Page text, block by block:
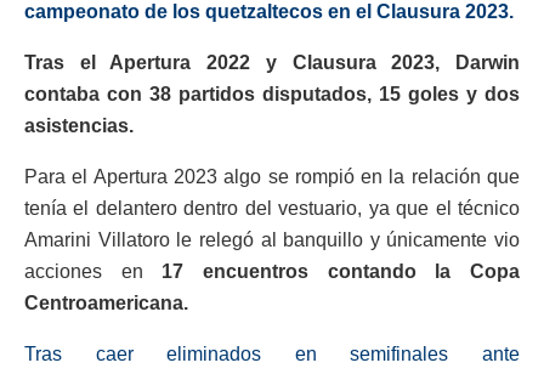
campeonato de los quetzaltecos en el Clausura 2023.
Tras el Apertura 2022 y Clausura 2023, Darwin
contaba con 38 partidos disputados, 15 goles y dos
asistencias.
Para el Apertura 2023 algo se rompió en la relación que
tenía el delantero dentro del vestuario, ya que el técnico
Amarini Villatoro le relegó al banquillo y únicamente vio
acciones en 17 encuentros contando la Copa
Centroamericana.
Tras caer eliminados en semifinales ante